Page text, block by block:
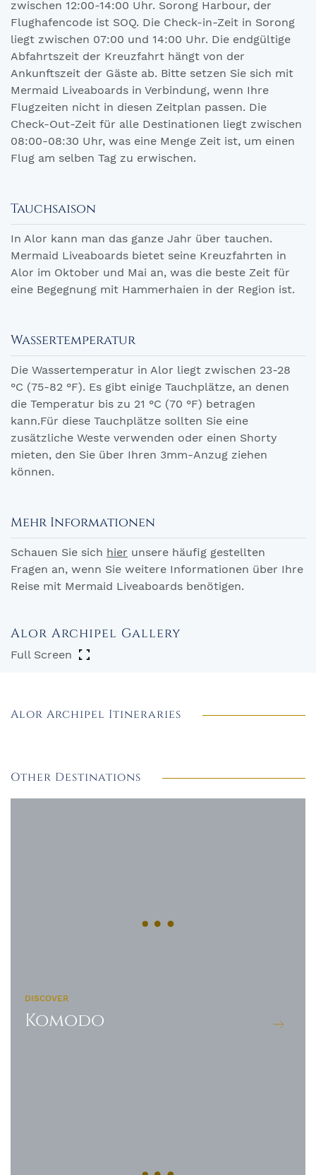
zwischen 12:00-14:00 Uhr. Sorong Harbour, der
Flughafencode ist SOQ. Die Check-in-Zeit in Sorong
liegt zwischen 07:00 und 14:00 Uhr. Die endgültige
Abfahrtszeit der Kreuzfahrt hängt von der
Ankunftszeit der Gäste ab. Bitte setzen Sie sich mit
Mermaid Liveaboards in Verbindung, wenn Ihre
Flugzeiten nicht in diesen Zeitplan passen. Die
Check-Out-Zeit für alle Destinationen liegt zwischen
08:00-08:30 Uhr, was eine Menge Zeit ist, um einen
Flug am selben Tag zu erwischen.
Tauchsaison
In Alor kann man das ganze Jahr über tauchen.
Mermaid Liveaboards bietet seine Kreuzfahrten in
Alor im Oktober und Mai an, was die beste Zeit für
eine Begegnung mit Hammerhaien in der Region ist.
Wassertemperatur
Die Wassertemperatur in Alor liegt zwischen 23-28
°C (75-82 °F). Es gibt einige Tauchplätze, an denen
die Temperatur bis zu 21 °C (70 °F) betragen
kann.Für diese Tauchplätze sollten Sie eine
zusätzliche Weste verwenden oder einen Shorty
mieten, den Sie über Ihren 3mm-Anzug ziehen
können.
Mehr Informationen
Schauen Sie sich hier unsere häufig gestellten
Fragen an, wenn Sie weitere Informationen über Ihre
Reise mit Mermaid Liveaboards benötigen.
Alor Archipel Gallery
Full Screen
Alor Archipel Itineraries
Other Destinations
DISCOVER
Komodo